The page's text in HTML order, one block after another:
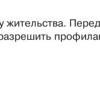
жительства.